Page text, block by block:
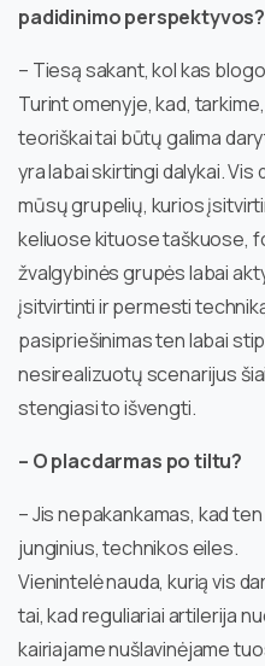
padidinimo perspektyvos?
– Tiesą sakant, kol kas
Turint omenyje, kad,
teoriškai tai būtų galima
yra labai skirtingi dalykai.
mūsų grupelių, kurios
keliuose kituose taškuose,
žvalgybinės grupės labai
įsitvirtinti ir permesti
pasipriešinimas ten labai
nesirealizuotų scenarijus
stengiasi to išvengti.
– O placdarmas po tiltu?
– Jis nepakankamas, kad
junginius, technikos eiles.
Vienintelė nauda, kurią vis
tai, kad reguliariai artilerija
kairiajame nušlavinėjame